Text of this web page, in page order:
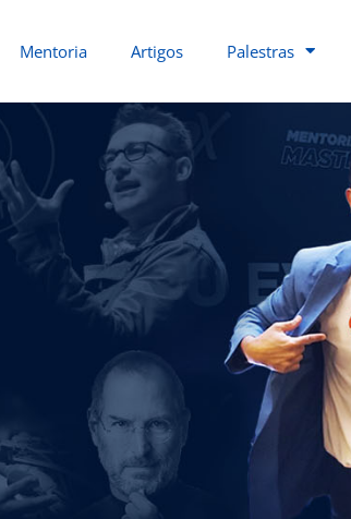
Mentoria Artigos Palestras